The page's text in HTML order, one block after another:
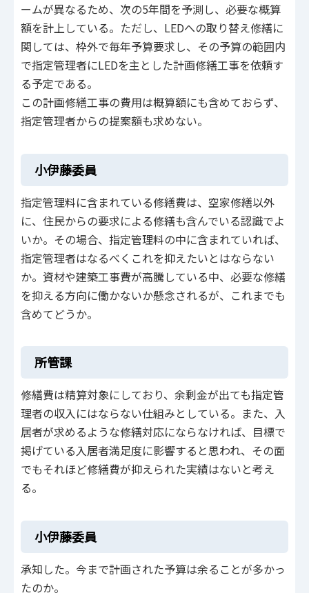
ームが異なるため、次の5年間を予測し、必要な概算
額を計上している。ただし、LEDへの取り替え修繕に
関しては、枠外で毎年予算要求し、その予算の範囲内
で指定管理者にLEDを主とした計画修繕工事を依頼す
る予定である。
この計画修繕工事の費用は概算額にも含めておらず、
指定管理者からの提案額も求めない。
小伊藤委員
指定管理料に含まれている修繕費は、空家修繕以外
に、住民からの要求による修繕も含んでいる認識でよ
いか。その場合、指定管理料の中に含まれていれば、
指定管理者はなるべくこれを抑えたいとはならない
か。資材や建築工事費が高騰している中、必要な修繕
を抑える方向に働かないか懸念されるが、これまでも
含めてどうか。
所管課
修繕費は精算対象にしており、余剰金が出ても指定管
理者の収入にはならない仕組みとしている。また、入
居者が求めるような修繕対応にならなければ、目標で
掲げている入居者満足度に影響すると思われ、その面
でもそれほど修繕費が抑えられた実績はないと考え
る。
小伊藤委員
承知した。今まで計画された予算は余ることが多かっ
たのか。